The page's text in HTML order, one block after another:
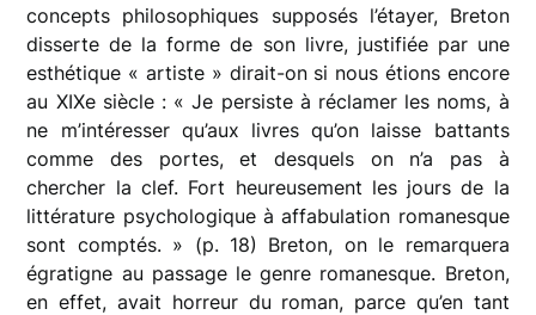
concepts philosophiques supposés l’étayer, Breton
disserte de la forme de son livre, justifiée par une
esthétique « artiste » dirait-on si nous étions encore
au XIXe siècle : « Je persiste à réclamer les noms, à
ne m’intéresser qu’aux livres qu’on laisse battants
comme des portes, et desquels on n’a pas à
chercher la clef. Fort heureusement les jours de la
littérature psychologique à affabulation romanesque
sont comptés. » (p. 18) Breton, on le remarquera
égratigne au passage le genre romanesque. Breton,
en effet, avait horreur du roman, parce qu’en tant